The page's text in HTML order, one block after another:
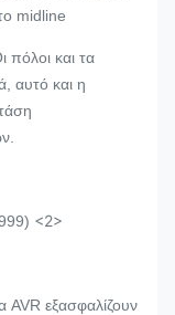
midline
πόλοι και τα
αυτό και η
<2>
AVR εξασφαλίζουν